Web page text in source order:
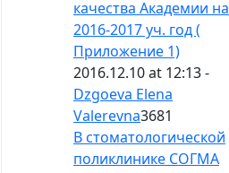
качества Академии на
2016-2017 уч. год (
Приложение 1)
2016.12.10 at 12:13 -
Dzgoeva Elena
Valerevna3681
В cтоматологической
поликлинике СОГМА